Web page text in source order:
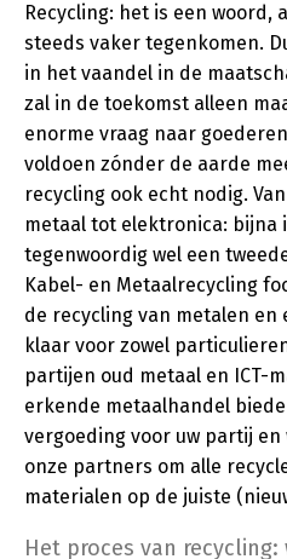
Recycling: het is een woord,
steeds vaker tegenkomen.
in het vaandel in de
zal in de toekomst alleen
enorme vraag naar
voldoen zónder de aarde
recycling ook echt nodig.
metaal tot elektronica: bijna
tegenwoordig wel een
Kabel- en Metaalrecycling
de recycling van metalen en
klaar voor zowel
partijen oud metaal en ICT-
erkende metaalhandel
vergoeding voor uw partij
onze partners om alle
materialen op de juiste
Het proces van recycling: